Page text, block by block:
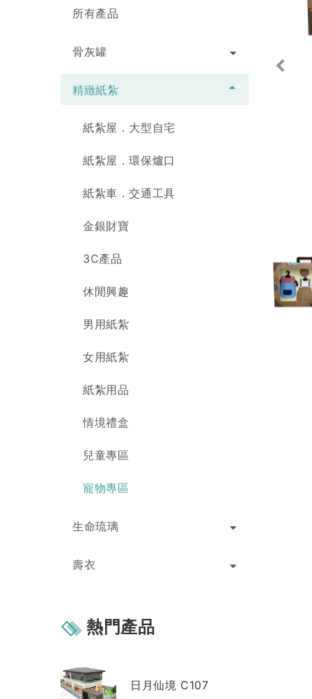
所有產品
骨灰罐
精緻紙紮
紙紮屋．大型自宅
紙紮屋．環保爐口
紙紮車．交通工具
金銀財寶
3C產品
休閒興趣
男用紙紮
女用紙紮
紙紮用品
情境禮盒
兒童專區
寵物專區
生命琉璃
壽衣
熱門產品
日月仙境 C107